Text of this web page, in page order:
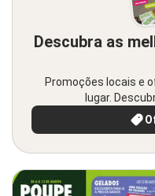
Descubra as
Promoções locais e
lugar.